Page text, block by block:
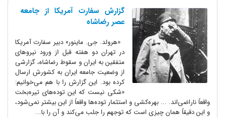
گزارش سفارت آمریکا از جامعه
عصر رضاشاه
«هرولد. جی. ماینور» دبیر سفارت آمریکا
در تهران دو هفته قبل از ورود نیروهای
متفقین به ایران و سقوط رضاشاه، گزارشی
از وضعیت جامعه ایران به کشورش ارسال
کرده بود. این گزارش را با هم می‌خوانیم:
«شکی نیست که این توده‌های تیره‌بخت
واقعاً ناراضی‌اند. ... بهره‌کشی و استثمار توده‌ها واقعاً از این بیشتر نمی‌شود،
و این دقیقاً‌ همان چیزی است که توجهم را جلب می‌کند و آن را با...